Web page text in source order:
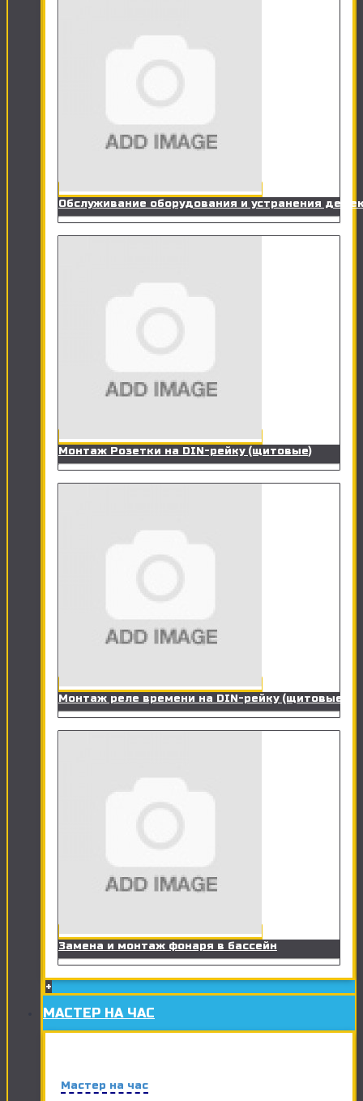
Обслуживание оборудования и устранения
Монтаж Розетки на DIN-рейку (щитовые)
Монтаж реле времени на DIN-рейку (щитовые)
Замена и монтаж фонаря в бассейн
+
МАСТЕР НА ЧАС
Мастер на час